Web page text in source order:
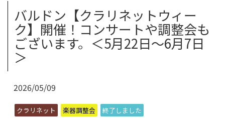
バルドン【クラリネットウィー
ク】開催！コンサートや調整会も
ございます。＜5月22日～6月7日
＞
2026/05/09
クラリネット 楽器調整会 終了しました